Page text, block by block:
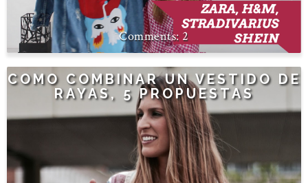
2
COMO COMBINAR UN VESTIDO DE
RAYAS, 5 PROPUESTAS